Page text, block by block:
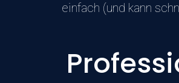
einfach (und kann